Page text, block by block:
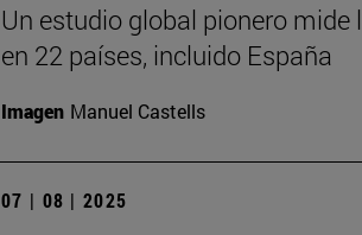
Un estudio global pionero
en 22 países, incluido España
Imagen Manuel Castells
07 | 08 | 2025